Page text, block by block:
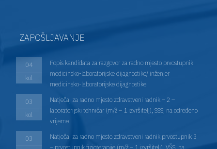
ZAPOŠLJAVANJE
04
kol
Popis kandidata za razgovor za radno mjesto prvostupnik
medicinsko-laboratorijske dijagnostike/ inženjer
medicinsko-laboratorijske dijagnostike
03
kol
Natječaj za radno mjesto zdravstveni radnik – 2 –
laboratorijski tehničar (m/ž – 1 izvršitelj), SSS, na određeno
vrijeme
03
Natječaj za radno mjesto zdravstveni radnik prvostupnik 3
– prvostupnik fizioterapije (m/ž – 1 izvršitelj), VŠS, na